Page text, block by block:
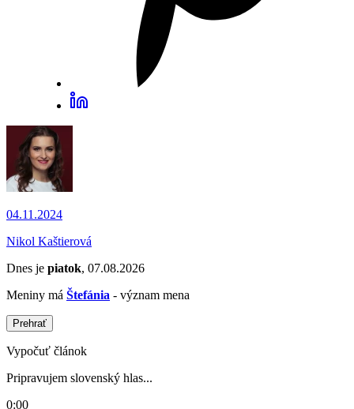
04.11.2024
Nikol Kaštierová
Dnes je piatok, 07.08.2026
Meniny má Štefánia - význam mena
Prehrať
Vypočuť článok
Pripravujem slovenský hlas...
0:00